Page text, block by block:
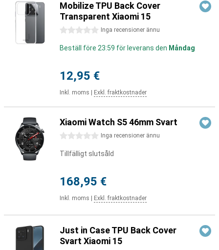
Mobilize TPU Back Cover
Transparent Xiaomi 15
0 stjärnor Inga recensioner ännu
Beställ före 23:59 för leverans den Måndag
12,95 €
Inkl. moms Exkl. fraktkostnader
Xiaomi Watch S5 46mm Svart
0 stjärnor Inga recensioner ännu
Tillfälligt slutsåld
168,95 €
Inkl. moms Exkl. fraktkostnader
Just in Case TPU Back Cover
Svart Xiaomi 15